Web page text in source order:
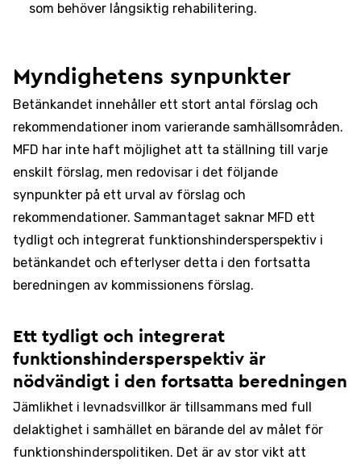
som behöver långsiktig rehabilitering.
Myndighetens synpunkter
Betänkandet innehåller ett stort antal förslag och
rekommendationer inom varierande samhällsområden.
MFD har inte haft möjlighet att ta ställning till varje
enskilt förslag, men redovisar i det följande
synpunkter på ett urval av förslag och
rekommendationer. Sammantaget saknar MFD ett
tydligt och integrerat funktionshindersperspektiv i
betänkandet och efterlyser detta i den fortsatta
beredningen av kommissionens förslag.
Ett tydligt och integrerat
funktionshindersperspektiv är
nödvändigt i den fortsatta beredningen
Jämlikhet i levnadsvillkor är tillsammans med full
delaktighet i samhället en bärande del av målet för
funktionshinderspolitiken. Det är av stor vikt att